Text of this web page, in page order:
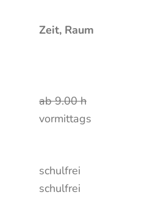
Zeit, Raum
ab 9.00 h
vormittags
schulfrei
schulfrei